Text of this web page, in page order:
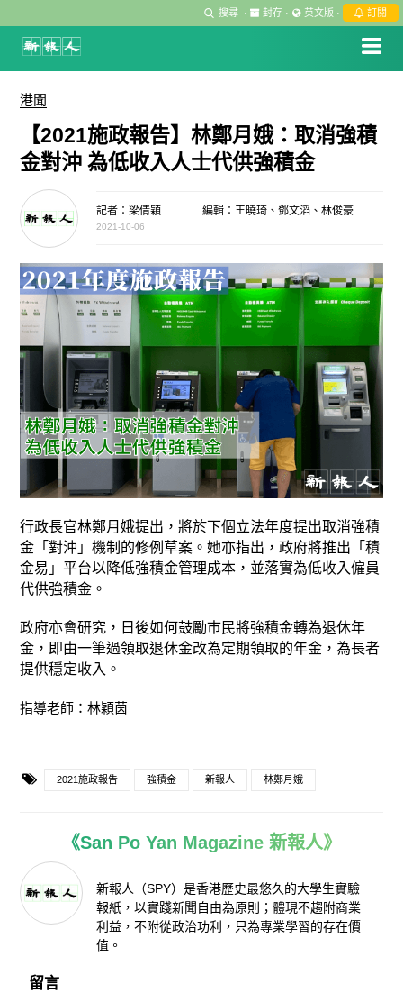
搜尋 · 封存 · 英文版 · 訂閱
港聞
【2021施政報告】林鄭月娥：取消強積
金對沖 為低收入人士代供強積金
記者：梁倩穎 編輯：王曉琦、鄧文滔、林俊豪
2021-10-06
行政長官林鄭月娥提出，將於下個立法年度提出取消強積
金「對沖」機制的修例草案。她亦指出，政府將推出「積
金易」平台以降低強積金管理成本，並落實為低收入僱員
代供強積金。
政府亦會研究，日後如何鼓勵巿民將強積金轉為退休年
金，即由一筆過領取退休金改為定期領取的年金，為長者
提供穩定收入。
指導老師：林穎茵
2021施政報告 強積金 新報人 林鄭月娥
《San Po Yan Magazine 新報人》
新報人（SPY）是香港歷史最悠久的大學生實驗
報紙，以實踐新聞自由為原則；體現不趨附商業
利益，不附從政治功利，只為專業學習的存在價
值。
留言